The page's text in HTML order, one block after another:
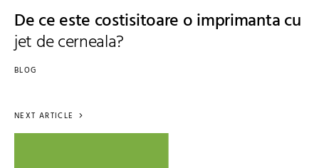
De ce este costisitoare o imprimanta cu
jet de cerneala?
BLOG
NEXT ARTICLE